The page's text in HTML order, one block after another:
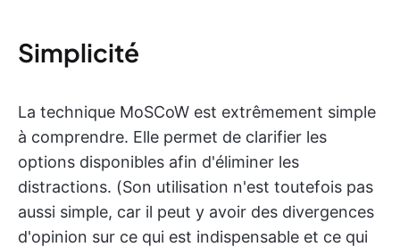
Simplicité
La technique MoSCoW est extrêmement simple
à comprendre. Elle permet de clarifier les
options disponibles afin d'éliminer les
distractions. (Son utilisation n'est toutefois pas
aussi simple, car il peut y avoir des divergences
d'opinion sur ce qui est indispensable et ce qui